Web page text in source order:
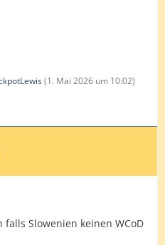
(1. Mai 2026 um 10:02)
Slowenien keinen WCoD